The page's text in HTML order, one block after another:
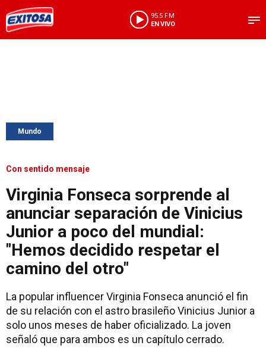
95.5 FM
EN VIVO
Mundo
Con sentido mensaje
Virginia Fonseca sorprende al
anunciar separación de Vinicius
Junior a poco del mundial:
"Hemos decidido respetar el
camino del otro"
La popular influencer Virginia Fonseca anunció el fin
de su relación con el astro brasileño Vinicius Junior a
solo unos meses de haber oficializado. La joven
señaló que para ambos es un capítulo cerrado.